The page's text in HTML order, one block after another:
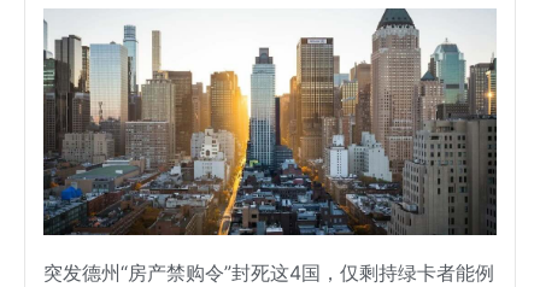
突发德州“房产禁购令”封死这4国，仅剩持绿卡者能例